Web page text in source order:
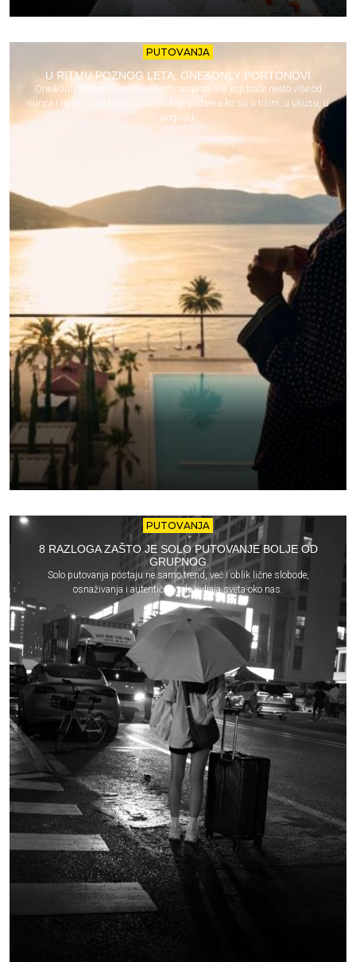
PUTOVANJA
U RITMU POZNOG LETA: ONE&ONLY PORTONOVI
One&Only Portonovi postaje destinacija za one koji traže nešto više od
sunca i mora – oni traže iskustvo koje podseća ko su u tišini, u ukusu, u
pogledu.
PUTOVANJA
8 RAZLOGA ZAŠTO JE SOLO PUTOVANJE BOLJE OD
GRUPNOG
Solo putovanja postaju ne samo trend, već i oblik lične slobode,
osnaživanja i autentičnog doživljaja sveta oko nas.